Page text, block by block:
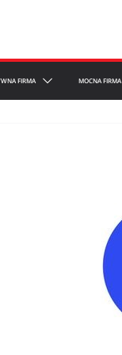
FIRMA MOCNA FIRMA